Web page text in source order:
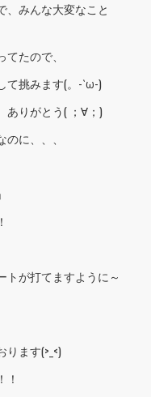
、みんな大変なこと
たので、
て挑みます(。-`ω-)
ありがとう( ；∀；)
に、、、
トが打てますように～
ます(>_<)